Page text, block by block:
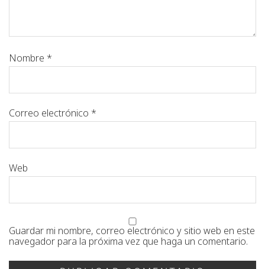
Nombre *
Correo electrónico *
Web
Guardar mi nombre, correo electrónico y sitio web en este
navegador para la próxima vez que haga un comentario.